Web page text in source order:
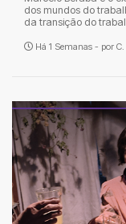
dos mundos do
da transição do
Há 1 Semanas - por C.